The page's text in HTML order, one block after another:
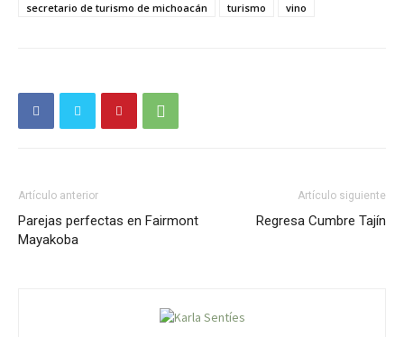
secretario de turismo de michoacán
turismo vino
Artículo anterior
Parejas perfectas en Fairmont
Mayakoba
Artículo siguiente
Regresa Cumbre Tajín